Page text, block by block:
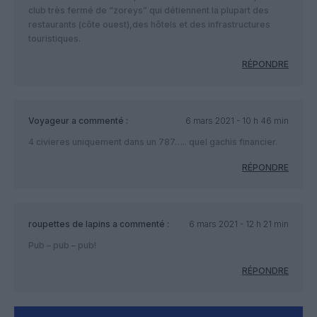
club très fermé de “zoreys” qui détiennent la plupart des
restaurants (côte ouest),des hôtels et des infrastructures
touristiques.
RÉPONDRE
Voyageur a commenté :
6 mars 2021 - 10 h 46 min
4 civieres uniquement dans un 787….. quel gachis financier.
RÉPONDRE
roupettes de lapins a commenté :
6 mars 2021 - 12 h 21 min
Pub – pub – pub!
RÉPONDRE